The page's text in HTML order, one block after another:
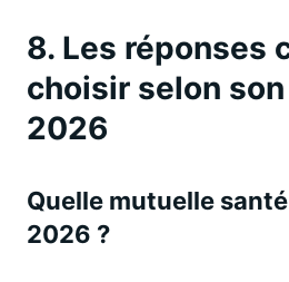
8. Les réponses
choisir selon
2026
Quelle mutuelle
2026 ?